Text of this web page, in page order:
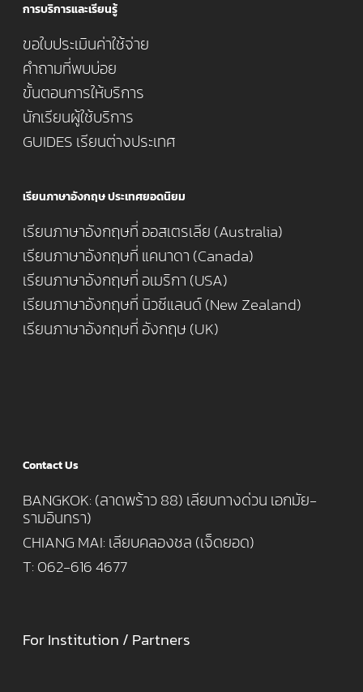
การบริการและเรียนรู้
ขอใบประเมินค่าใช้จ่าย
คำถามที่พบบ่อย
ขั้นตอนการให้บริการ
นักเรียนผู้ใช้บริการ
GUIDES เรียนต่างประเทศ
เรียนภาษาอังกฤษ ประเทศยอดนิยม
เรียนภาษาอังกฤษที่ ออสเตรเลีย (Australia)
เรียนภาษาอังกฤษที่ แคนาดา (Canada)
เรียนภาษาอังกฤษที่ อเมริกา (USA)
เรียนภาษาอังกฤษที่ นิวซีแลนด์ (New Zealand)
เรียนภาษาอังกฤษที่ อังกฤษ (UK)
Contact Us
BANGKOK: (ลาดพร้าว 88) เลียบทางด่วน เอกมัย-
รามอินทรา)
CHIANG MAI: เลียบคลองชล (เจ็ดยอด)
T: 062-616 4677
For Institution / Partners